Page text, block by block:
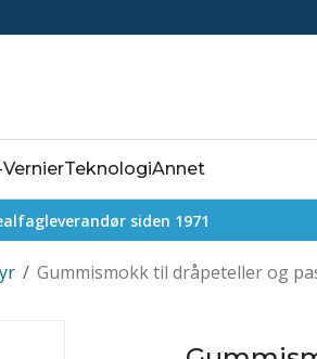
TeknologiAnnet
siden 1971
/ Gummismokk til dråpeteller og